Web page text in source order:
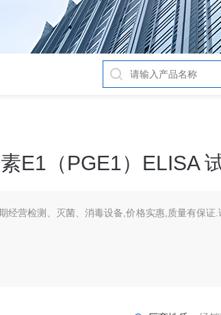
E1（PGE1）ELISA
经营检测、灭菌、消毒设备,价格实惠,质量有保证